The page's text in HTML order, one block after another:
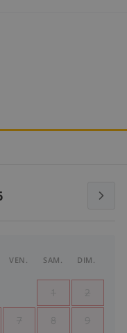
VEN. SAM. DIM.
1 2
7 8 9